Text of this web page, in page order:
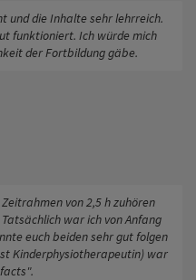
und die Inhalte sehr lehrreich.
funktioniert. Ich würde mich
der Fortbildung gäbe.
von 2,5 h zuhören
war ich von Anfang
euch beiden sehr gut folgen
Kinderphysiotherapeutin) war